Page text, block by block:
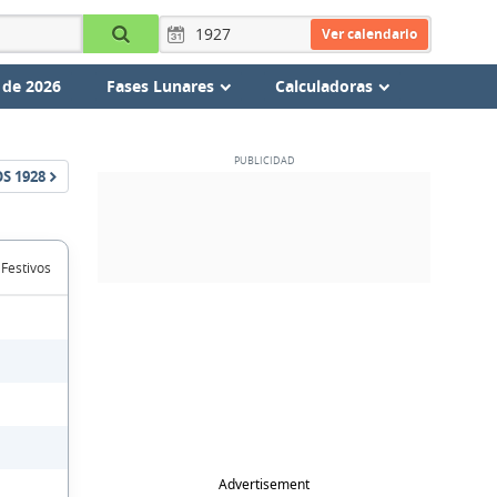
Ver calendario
2026 Fases Lunares Calculadoras
1928
Advertisement